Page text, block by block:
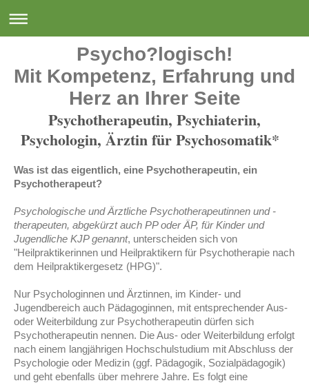
Psycho?logisch!
Mit Kompetenz, Erfahrung und
Herz an Ihrer Seite
Psychotherapeutin, Psychiaterin,
Psychologin, Ärztin für Psychosomatik*
Was ist das eigentlich, eine Psychotherapeutin, ein
Psychotherapeut?
Psychologische und Ärztliche Psychotherapeutinnen und -
therapeuten, abgekürzt auch PP oder ÄP, für Kinder und
Jugendliche KJP genannt, unterscheiden sich von
"Heilpraktikerinnen und Heilpraktikern für Psychotherapie nach
dem Heilpraktikergesetz (HPG)".
Nur Psychologinnen und Ärztinnen, im Kinder- und
Jugendbereich auch Pädagoginnen, mit entsprechender Aus-
oder Weiterbildung zur Psychotherapeutin dürfen sich
Psychotherapeutin nennen. Die Aus- oder Weiterbildung erfolgt
nach einem langjährigen Hochschulstudium mit Abschluss der
Psychologie oder Medizin (ggf. Pädagogik, Sozialpädagogik)
und geht ebenfalls über mehrere Jahre. Es folgt eine